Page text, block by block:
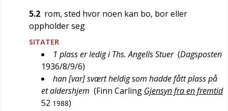
5.2 rom, sted hvor noen kan bo, bor eller
oppholder seg
SITATER
1 plass er ledig i Ths. Angells Stuer (Dagsposten
1936/8/9/6)
han [var] svært heldig som hadde fått plass på
et aldershjem (Finn Carling Gjensyn fra en fremtid
52 1988)